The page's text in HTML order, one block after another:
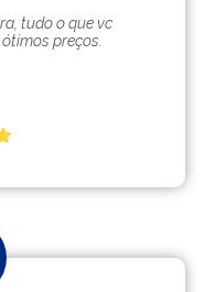
tudo o que vc
preços.